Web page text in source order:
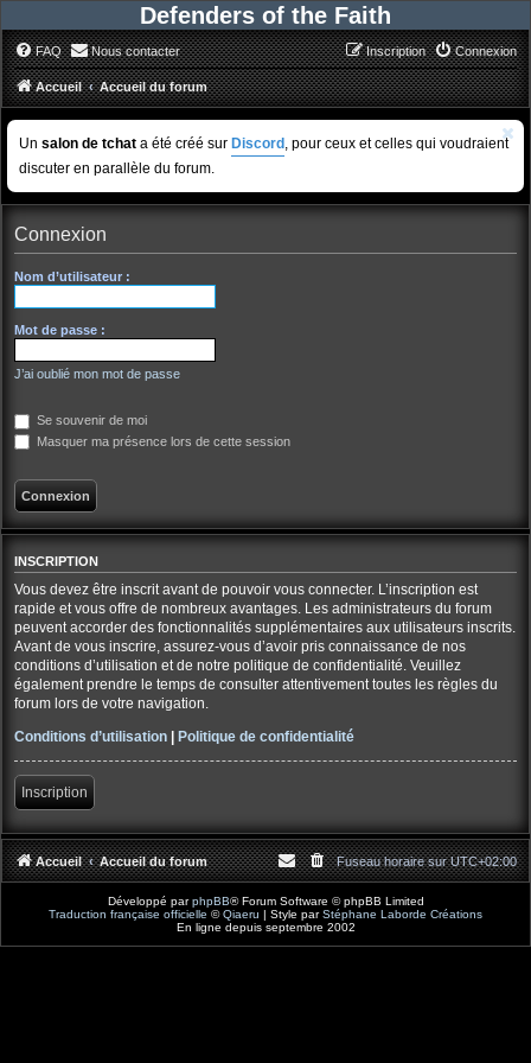
Defenders of the Faith
FAQ Nous contacter Connexion
Inscription
Accueil Accueil du forum
Un salon de tchat a été créé sur Discord , pour ceux et celles qui voudraient
discuter en parallèle du forum.
Connexion
Nom d’utilisateur :
Mot de passe :
J’ai oublié mon mot de passe
Se souvenir de moi
Masquer ma présence lors de cette session
INSCRIPTION
Vous devez être inscrit avant de pouvoir vous connecter. L’inscription est
rapide et vous offre de nombreux avantages. Les administrateurs du forum
peuvent accorder des fonctionnalités supplémentaires aux utilisateurs inscrits.
Avant de vous inscrire, assurez-vous d’avoir pris connaissance de nos
conditions d’utilisation et de notre politique de confidentialité. Veuillez
également prendre le temps de consulter attentivement toutes les règles du
forum lors de votre navigation.
Conditions d’utilisation | Politique de confidentialité
Inscription
Accueil Accueil du forum Fuseau horaire surUTC+02:00
Développé parphpBB® Forum Software © phpBB Limited
Traduction française officielle ©Qiaeru | Style parStéphane Laborde Créations
En ligne depuis septembre 2002